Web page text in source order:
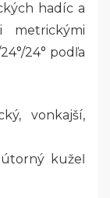
hadíc a
metrickými
24° podľa
vonkajší,
kužeľ